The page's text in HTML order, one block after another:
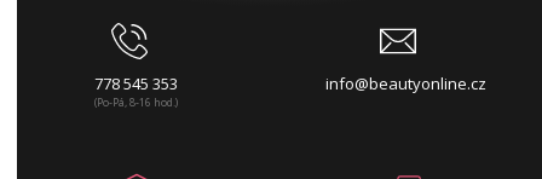
778 545 353
(Po-Pá, 8-16 hod.)
info@beautyonline.cz